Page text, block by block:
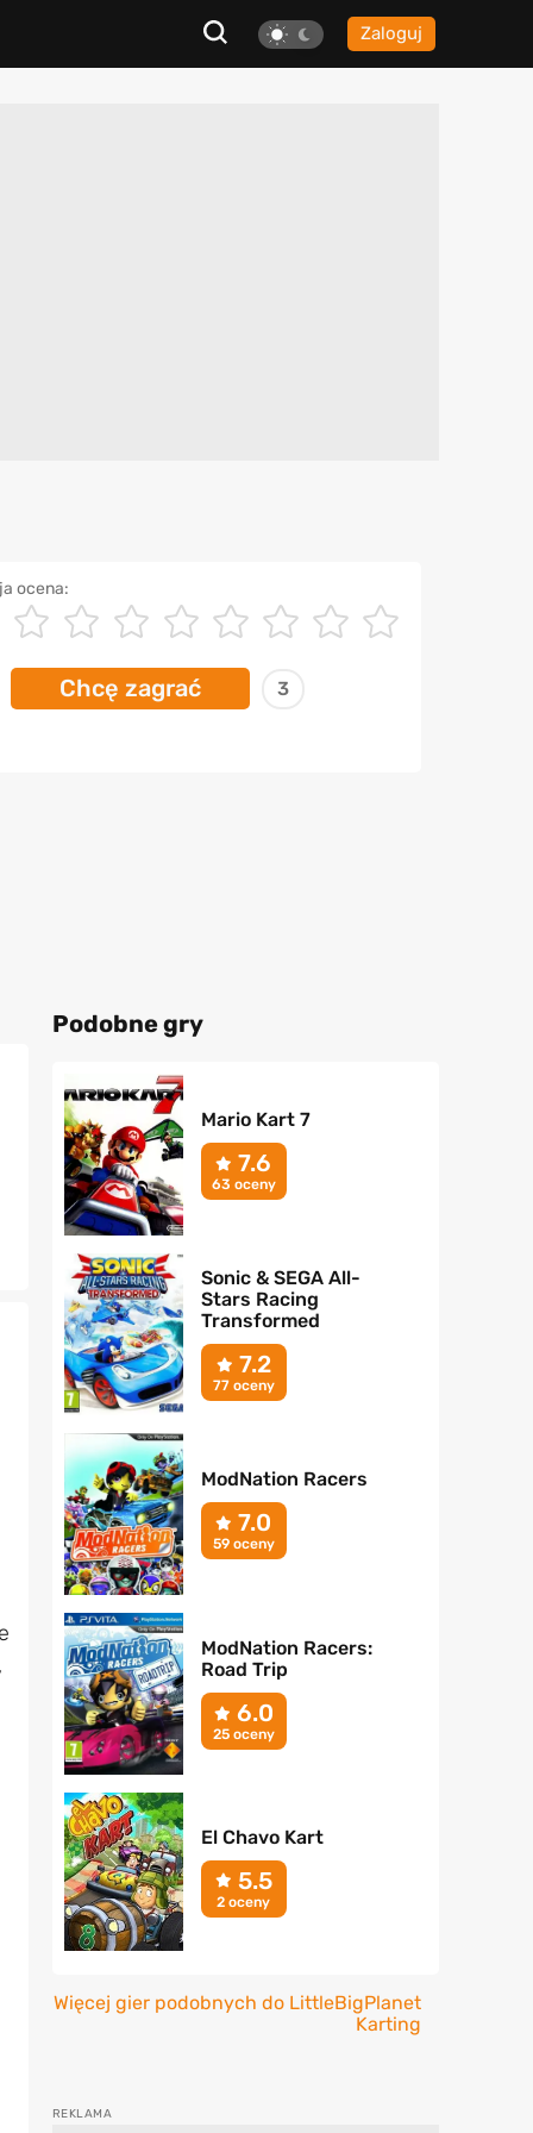
Zaloguj
ocena:
Chcę zagrać 3
Podobne gry
Mario Kart 7
7.6
63 oceny
Sonic & SEGA All-
Stars Racing
Transformed
7.2
77 oceny
ModNation Racers
7.0
59 oceny
ModNation Racers:
Road Trip
6.0
25 oceny
El Chavo Kart
5.5
2 oceny
Więcej gier podobnych do LittleBigPlanet
Karting